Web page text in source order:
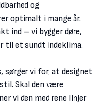
og
optimalt i mange år.
ind – vi bygger døre,
til et sundt indeklima.
sørger vi for, at designet
Skal den være
vi den med rene linjer